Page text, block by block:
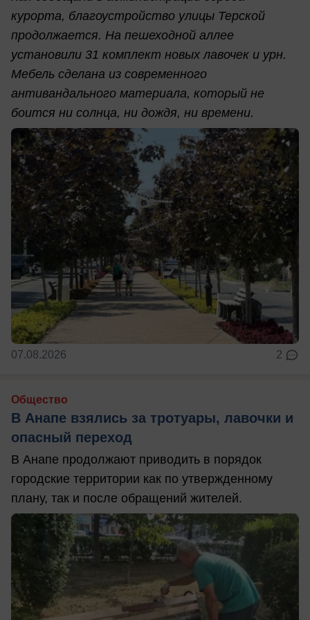
курорта, благоустройство улицы Терской
продолжается. На пешеходной аллее
установили 31 комплект новых лавочек и урн.
Мебель сделана из современного
антивандального материала, который не
боится ни солнца, ни дождя, ни времени.
07.08.2026 2
Общество
В Анапе взялись за тротуары, лавочки и
опасный переход
В Анапе продолжают приводить в порядок
городские территории как по утвержденному
плану, так и после обращений жителей.